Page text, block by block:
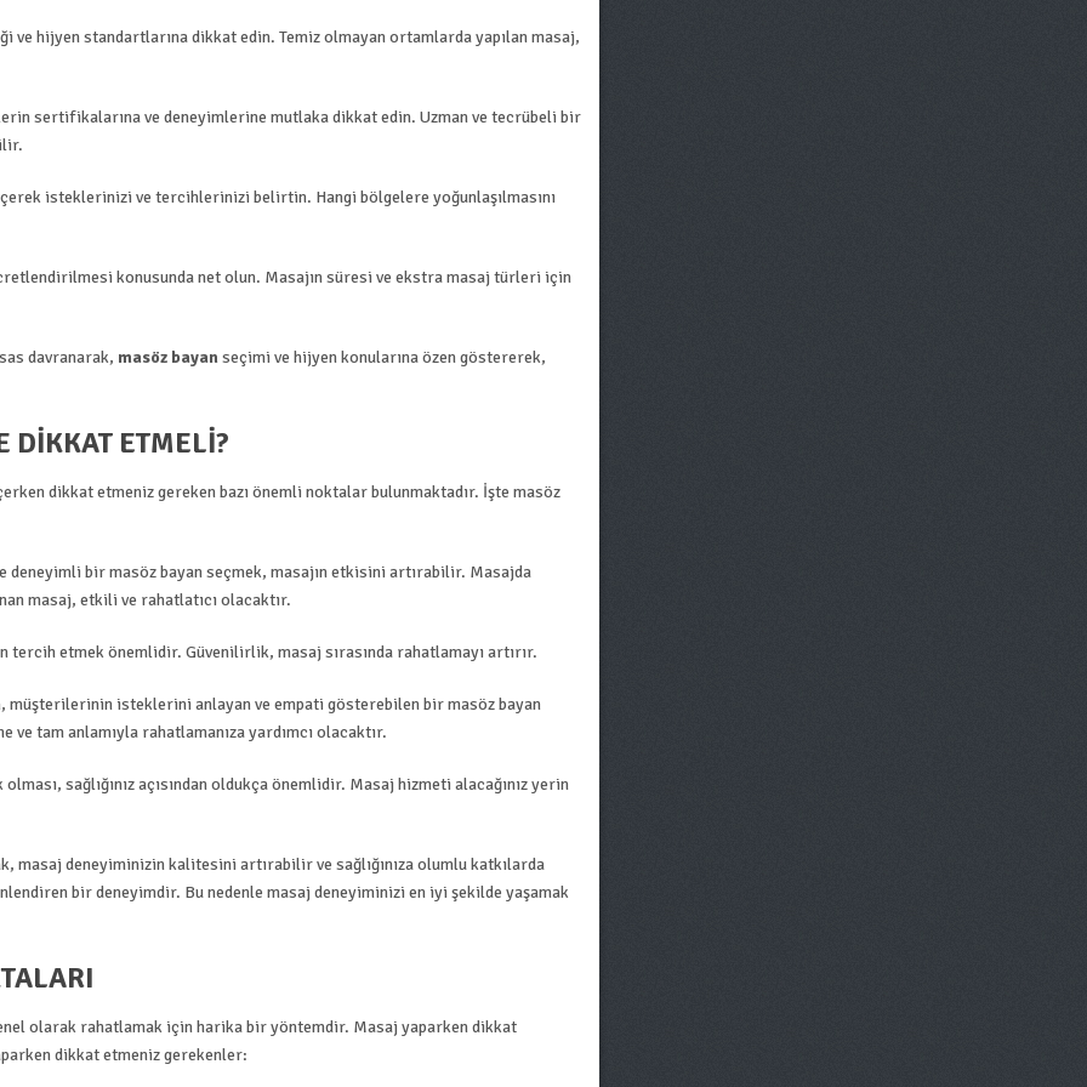
ve hijyen standartlarına dikkat edin. Temiz olmayan ortamlarda yapılan masaj,
sertifikalarına ve deneyimlerine mutlaka dikkat edin. Uzman ve tecrübeli bir
isteklerinizi ve tercihlerinizi belirtin. Hangi bölgelere yoğunlaşılmasını
konusunda net olun. Masajın süresi ve ekstra masaj türleri için
davranarak, masöz bayanseçimi ve hijyen konularına özen göstererek,
DIKKAT ETMELI?
dikkat etmeniz gereken bazı önemli noktalar bulunmaktadır. İşte masöz
deneyimli bir masöz bayan seçmek, masajın etkisini artırabilir. Masajda
masaj, etkili ve rahatlatıcı olacaktır.
etmek önemlidir. Güvenilirlik, masaj sırasında rahatlamayı artırır.
müşterilerinin isteklerini anlayan ve empati gösterebilen bir masöz bayan
tam anlamıyla rahatlamanıza yardımcı olacaktır.
sağlığınız açısından oldukça önemlidir. Masaj hizmeti alacağınız yerin
deneyiminizin kalitesini artırabilir ve sağlığınıza olumlu katkılarda
bir deneyimdir. Bu nedenle masaj deneyiminizi en iyi şekilde yaşamak
olarak rahatlamak için harika bir yöntemdir. Masaj yaparken dikkat
dikkat etmeniz gerekenler: